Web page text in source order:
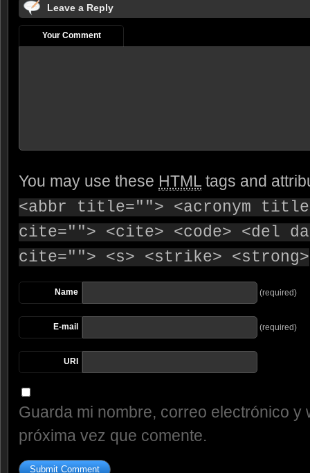
Leave a Reply
Your Comment
You may use these HTML tags and
<abbr title=""> <acronym
cite=""> <cite> <code> <del
cite=""> <s> <strike> <strong>
Name (required)
E-mail (required)
URI
Guarda mi nombre, correo electrónico
próxima vez que comente.